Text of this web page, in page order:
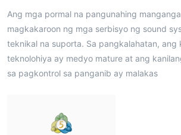
Ang mga pormal na pangunahing
magkakaroon ng mga serbisyo ng sound
teknikal na suporta. Sa pangkalahatan, ang
teknolohiya ay medyo mature at ang
sa pagkontrol sa panganib ay malakas